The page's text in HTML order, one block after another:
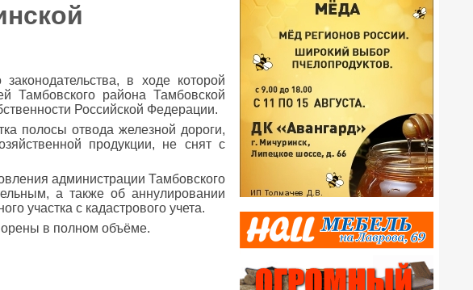
в ходе которой
Тамбовского района Тамбовской
Российской Федерации.
полосы отвода железной дороги,
продукции, не снят с
администрации Тамбовского
а также об аннулировании
участка с кадастрового учета.
в полном объёме.